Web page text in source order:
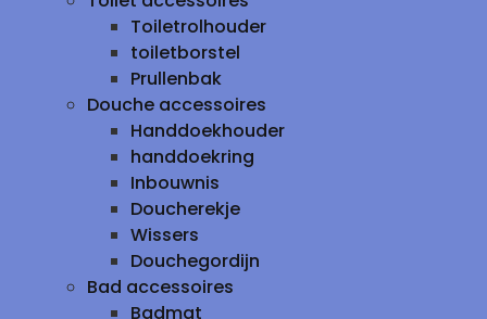
Toiletrolhouder
toiletborstel
Prullenbak
Douche accessoires
Handdoekhouder
handdoekring
Inbouwnis
Doucherekje
Wissers
Douchegordijn
Bad accessoires
Badmat